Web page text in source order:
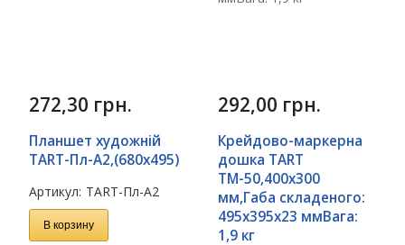
272,30 грн.
Планшет художній
TART-Пл-А2,(680х495)
Артикул: TART-Пл-А2
В корзину
292,00 грн.
Крейдово-маркерна
дошка TART
ТМ-50,400х300
мм,Габа складеного:
495х395х23 ммВага:
1,9 кг